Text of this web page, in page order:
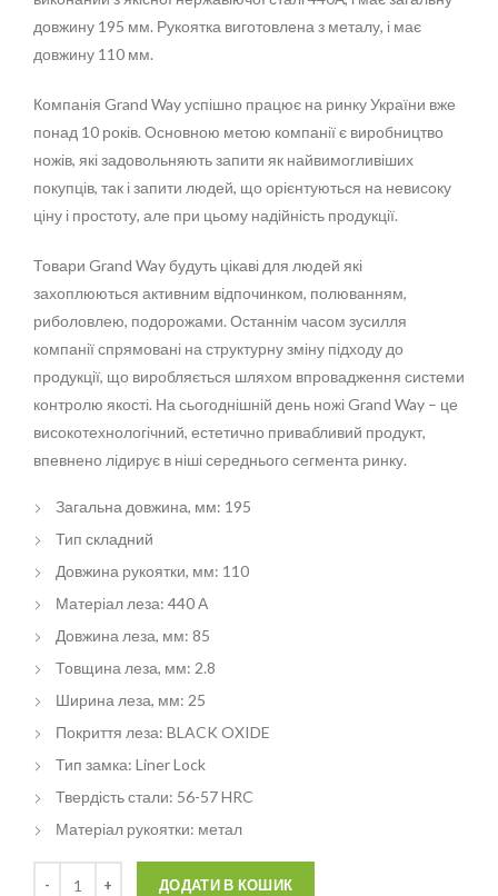
довжину 195 мм. Рукоятка виготовлена з металу, і має
довжину 110 мм.
Компанія Grand Way успішно працює на ринку України вже
понад 10 років. Основною метою компанії є виробництво
ножів, які задовольняють запити як найвимогливіших
покупців, так і запити людей, що орієнтуються на невисоку
ціну і простоту, але при цьому надійність продукції.
Товари Grand Way будуть цікаві для людей які
захоплюються активним відпочинком, полюванням,
риболовлею, подорожами. Останнім часом зусилля
компанії спрямовані на структурну зміну підходу до
продукції, що виробляється шляхом впровадження системи
контролю якості. На сьогоднішній день ножі Grand Way – це
високотехнологічний, естетично привабливий продукт,
впевнено лідирує в ніші середнього сегмента ринку.
Загальна довжина, мм: 195
Тип складний
Довжина рукоятки, мм: 110
Матеріал леза: 440 А
Довжина леза, мм: 85
Товщина леза, мм: 2.8
Ширина леза, мм: 25
Покриття леза: BLACK OXIDE
Тип замка: Liner Lock
Твердість стали: 56-57 HRC
Матеріал рукоятки: метал
ДОДАТИ В КОШИК